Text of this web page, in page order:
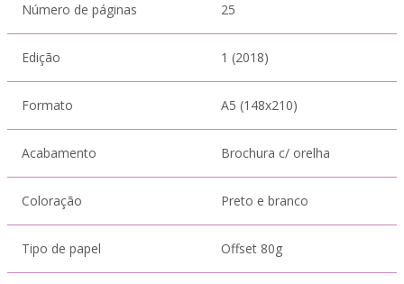
Número de páginas 25
Edição 1 (2018)
Formato A5 (148x210)
Acabamento Brochura c/ orelha
Coloração Preto e branco
Tipo de papel Offset 80g